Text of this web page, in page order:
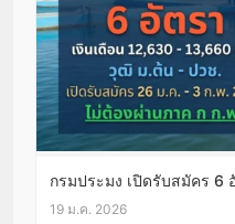
กรมประมง เปิดรับสมัคร 6
19 ม.ค. 2026